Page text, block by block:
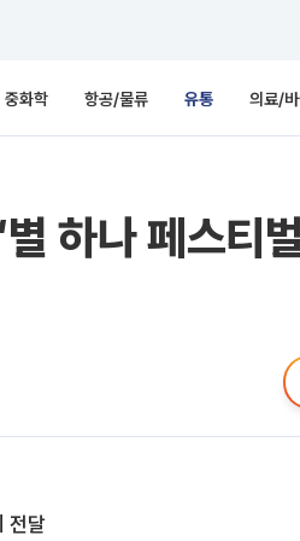
중화학 항공/물류 유통 의료/
하나 페스
전달